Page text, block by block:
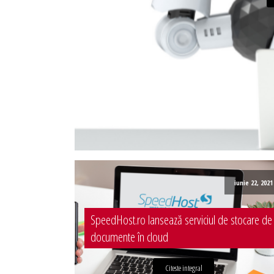
iunie 22, 2021
SpeedHost.ro lansează serviciul de stocare de
documente în cloud
Citeste integral